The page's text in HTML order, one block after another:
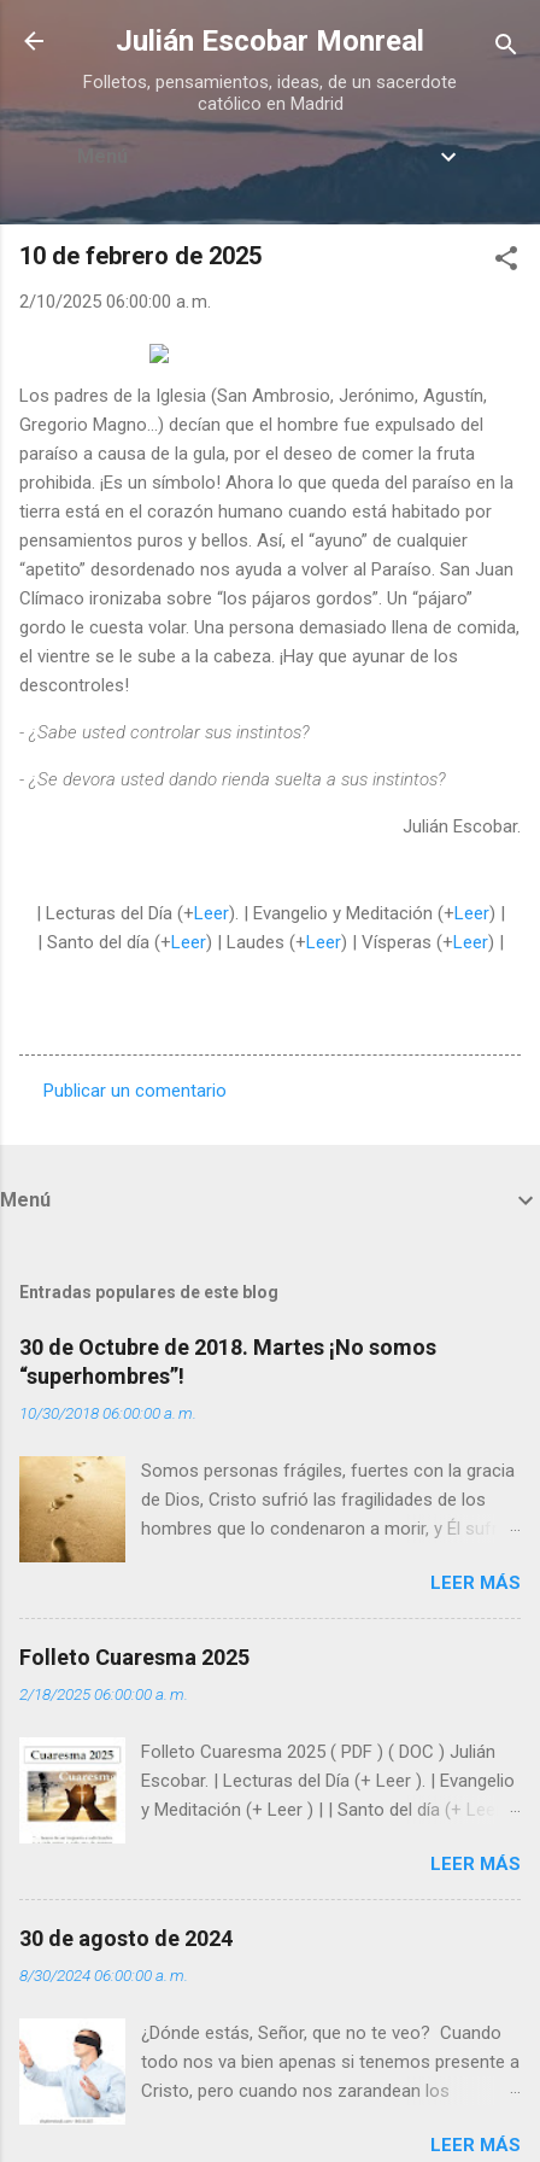
Ir al contenido principal
Julián Escobar Monreal
Folletos, pensamientos, ideas, de un sacerdote
católico en Madrid
Menú
10 de febrero de 2025
2/10/2025 06:00:00 a. m.
Los padres de la Iglesia (San Ambrosio, Jerónimo, Agustín,
Gregorio Magno…) decían que el hombre fue expulsado del
paraíso a causa de la gula, por el deseo de comer la fruta
prohibida. ¡Es un símbolo! Ahora lo que queda del paraíso en la
tierra está en el corazón humano cuando está habitado por
pensamientos puros y bellos. Así, el “ayuno” de cualquier
“apetito” desordenado nos ayuda a volver al Paraíso. San Juan
Clímaco ironizaba sobre “los pájaros gordos”. Un “pájaro”
gordo le cuesta volar. Una persona demasiado llena de comida,
el vientre se le sube a la cabeza. ¡Hay que ayunar de los
descontroles!
- ¿Sabe usted controlar sus instintos?
- ¿Se devora usted dando rienda suelta a sus instintos?
Julián Escobar.
| Lecturas del Día (+Leer). | Evangelio y Meditación (+Leer) |
| Santo del día (+Leer) | Laudes (+Leer) | Vísperas (+Leer) |
t
r
i
o
s
Publicar un comentario
Menú
Entradas populares de este blog
30 de Octubre de 2018. Martes ¡No somos
“superhombres”!
10/30/2018 06:00:00 a. m.
Somos personas frágiles, fuertes con la gracia
de Dios, Cristo sufrió las fragilidades de los
hombres que lo condenaron a morir, y Él sufrió
enseña Jesucristo? Que, si seguimos sus
huellas, sin ser superhombres, podemos
siempre está pendiente de nosotros. Amar es
y protegidos por nosotros. “ Señor, soy un
árbol sin frutos, pero tú me das la savia para
que al menos mis ramas y hojas den sombra
super hombre? - ¿Superas tu fragilidad con la
gracia de Dios? Julián Escobar. | Lecturas del
Día (+ Leer ). | Evangelio y Meditación (+ Leer ) |
LEER MÁS
Folleto Cuaresma 2025
2/18/2025 06:00:00 a. m.
Folleto Cuaresma 2025 ( PDF ) ( DOC ) Julián
Escobar. | Lecturas del Día (+ Leer ). | Evangelio
y Meditación (+ Leer ) | | Santo del día (+ Leer )
LEER MÁS
30 de agosto de 2024
8/30/2024 06:00:00 a. m.
¿Dónde estás, Señor, que no te veo? Cuando
todo nos va bien apenas si tenemos presente a
Cristo, pero cuando nos zarandean los
“¿Dónde estás, Señor, que no te veo, que me
LEER MÁS